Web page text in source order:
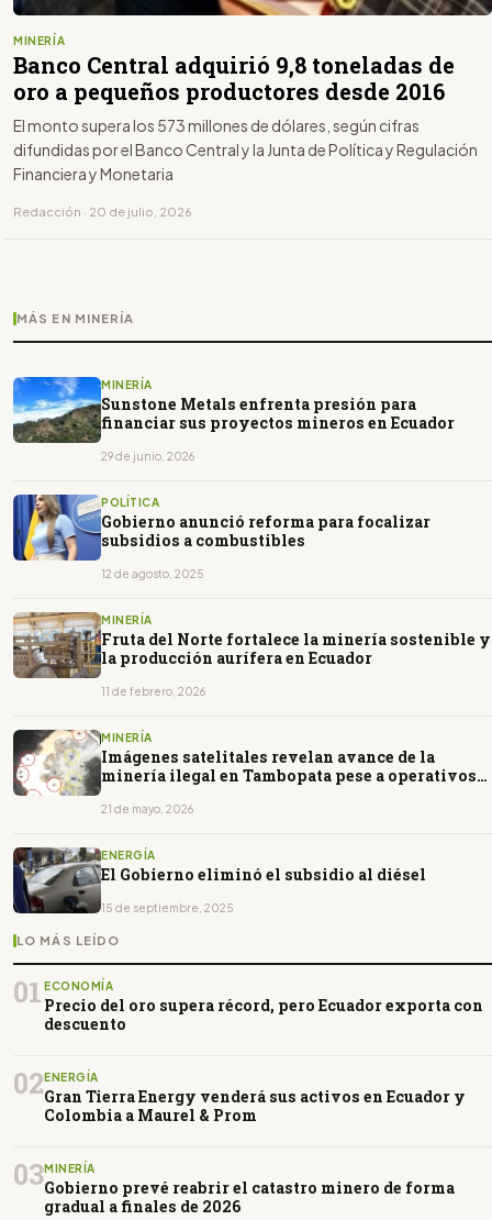
MINERÍA
Banco Central adquirió 9,8 toneladas de
oro a pequeños productores desde 2016
El monto supera los 573 millones de dólares, según cifras
difundidas por el Banco Central y la Junta de Política y Regulación
Financiera y Monetaria
Redacción · 20 de julio, 2026
MÁS EN MINERÍA
MINERÍA
Sunstone Metals enfrenta presión para
financiar sus proyectos mineros en Ecuador
29 de junio, 2026
POLÍTICA
Gobierno anunció reforma para focalizar
subsidios a combustibles
12 de agosto, 2025
MINERÍA
Fruta del Norte fortalece la minería sostenible y
la producción aurífera en Ecuador
11 de febrero, 2026
MINERÍA
Imágenes satelitales revelan avance de la
minería ilegal en Tambopata pese a operativos
21 de mayo, 2026
ENERGÍA
El Gobierno eliminó el subsidio al diésel
15 de septiembre, 2025
LO MÁS LEÍDO
01 ECONOMÍA
Precio del oro supera récord, pero Ecuador exporta con
descuento
02ENERGÍA
Gran Tierra Energy venderá sus activos en Ecuador y
Colombia a Maurel & Prom
03MINERÍA
Gobierno prevé reabrir el catastro minero de forma
gradual a finales de 2026